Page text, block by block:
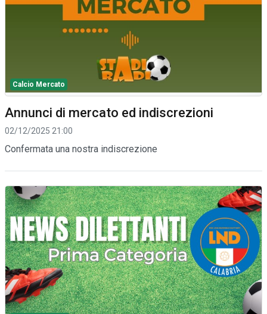
Calcio Mercato
Annunci di mercato ed indiscrezioni
02/12/2025 21:00
Confermata una nostra indiscrezione